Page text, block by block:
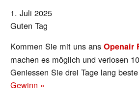
1. Juli 2025
Guten Tag
Kommen Sie mit uns ansOpenair
machen es möglich und verlosen
Geniessen Sie drei Tage lang
Gewinn »